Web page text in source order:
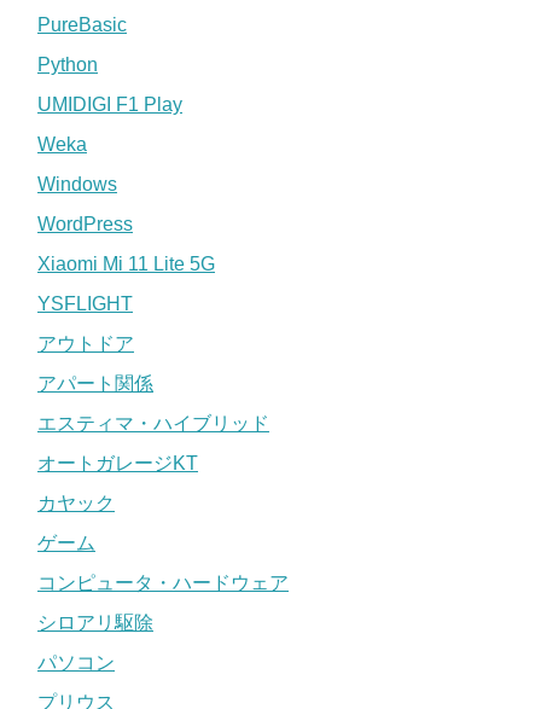
PureBasic
Python
UMIDIGI F1 Play
Weka
Windows
WordPress
Xiaomi Mi 11 Lite 5G
YSFLIGHT
アウトドア
アパート関係
エスティマ・ハイブリッド
オートガレージKT
カヤック
ゲーム
コンピュータ・ハードウェア
シロアリ駆除
パソコン
プリウス